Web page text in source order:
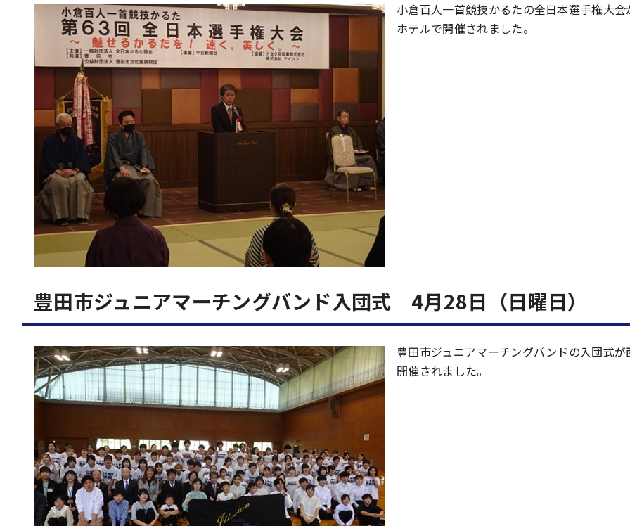
小倉百人一首競技かるたの全日本選手権大
ホテルで開催されました。
豊田市ジュニアマーチングバンド入団式 4月28日（日曜日）
豊田市ジュニアマーチングバンドの入団式
開催されました。